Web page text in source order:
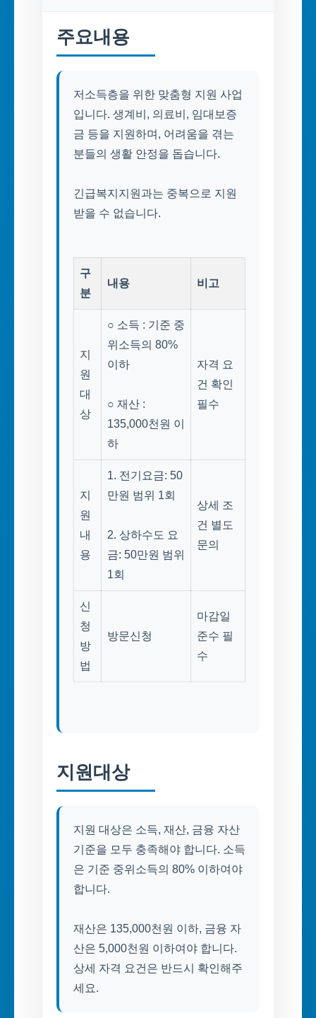
주요내용
저소득층을 위한 맞춤형 지원 사업
입니다. 생계비, 의료비, 임대보증
금 등을 지원하며, 어려움을 겪는
분들의 생활 안정을 돕습니다.
긴급복지지원과는 중복으로 지원
받을 수 없습니다.
구
분
내용 비고
지
원
대
상
○ 소득 : 기준 중
위소득의 80%
이하
○ 재산 :
135,000천원 이
하
자격 요
건 확인
필수
지
원
내
용
1. 전기요금: 50
만원 범위 1회
2. 상하수도 요
금: 50만원 범위
1회
상세 조
건 별도
문의
신
청
방
법
방문신청
마감일
준수 필
수
지원대상
지원 대상은 소득, 재산, 금융 자산
기준을 모두 충족해야 합니다. 소득
은 기준 중위소득의 80% 이하여야
합니다.
재산은 135,000천원 이하, 금융 자
산은 5,000천원 이하여야 합니다.
상세 자격 요건은 반드시 확인해주
세요.